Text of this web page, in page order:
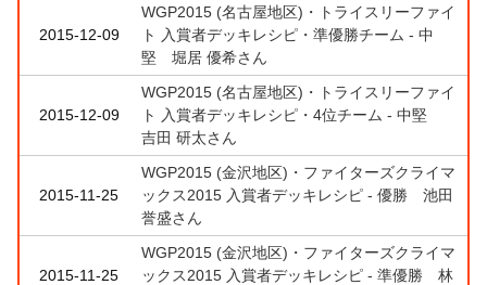
2015-12-09
WGP2015 (名古屋地区)・トライスリーファイ
ト 入賞者デッキレシピ・準優勝チーム - 中
堅 堀居 優希さん
2015-12-09
WGP2015 (名古屋地区)・トライスリーファイ
ト 入賞者デッキレシピ・4位チーム - 中堅
吉田 研太さん
2015-11-25
WGP2015 (金沢地区)・ファイターズクライマ
ックス2015 入賞者デッキレシピ - 優勝 池田
誉盛さん
2015-11-25
WGP2015 (金沢地区)・ファイターズクライマ
ックス2015 入賞者デッキレシピ - 準優勝 林